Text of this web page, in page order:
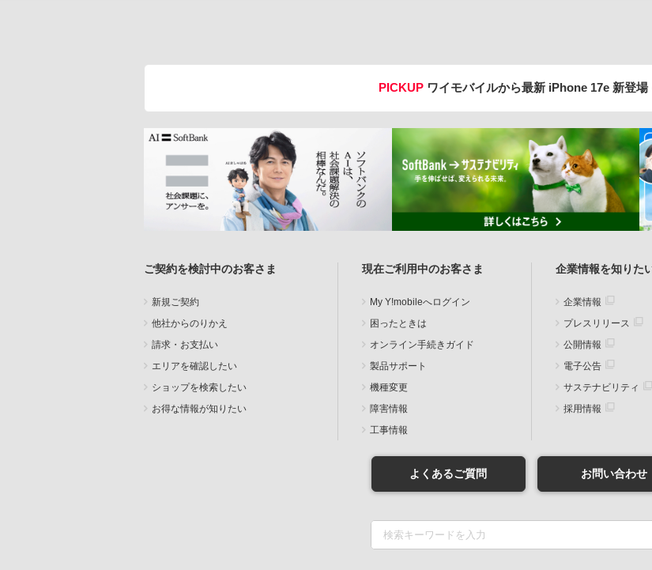
PICKUP ワイモバイルから最新 iPhone 17e 新登場
ご契約を検討中のお客さま
新規ご契約
他社からのりかえ
請求・お支払い
エリアを確認したい
ショップを検索したい
お得な情報が知りたい
現在ご利用中のお客さま
My Y!mobileへログイン
困ったときは
オンライン手続きガイド
製品サポート
機種変更
障害情報
工事情報
企業情報を知りた
企業情報
プレスリリース
公開情報
電子公告
サステナビリティ
採用情報
よくあるご質問 お問い合わせ